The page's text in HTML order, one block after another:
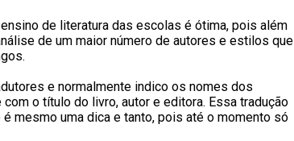
de literatura das escolas é ótima, pois além
de um maior número de autores e estilos que
e normalmente indico os nomes dos
o título do livro, autor e editora. Essa tradução
mesmo uma dica e tanto, pois até o momento só